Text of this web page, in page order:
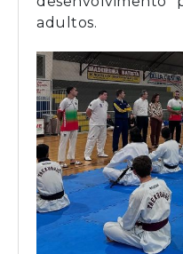
adultos.